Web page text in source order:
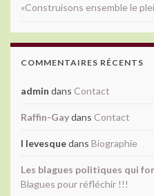
«Construisons ensemble le
COMMENTAIRES RÉCENTS
admin dans Contact
Raffin-Gaydans Contact
l levesquedans Biographie
Les blagues politiques qui
Blagues pour réfléchir !!!